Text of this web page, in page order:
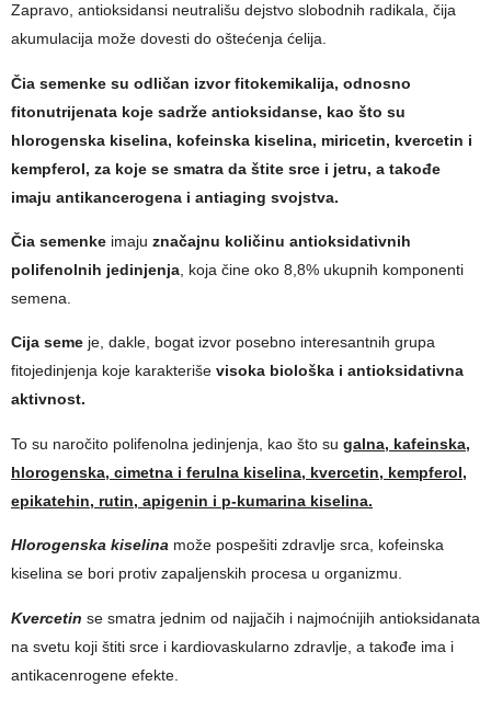
Zapravo, antioksidansi neutrališu dejstvo slobodnih radikala, čija
akumulacija može dovesti do oštećenja ćelija.
Čia semenke su odličan izvor fitokemikalija, odnosno
fitonutrijenata koje sadrže antioksidanse, kao što su
hlorogenska kiselina, kofeinska kiselina, miricetin, kvercetin i
kempferol, za koje se smatra da štite srce i jetru, a takođe
imaju antikancerogena i antiaging svojstva.
Čia semenke imaju značajnu količinu antioksidativnih
polifenolnih jedinjenja , koja čine oko 8,8% ukupnih komponenti
semena.
Cija seme je, dakle, bogat izvor posebno interesantnih grupa
fitojedinjenja koje karakteriše visoka biološka i antioksidativna
aktivnost.
To su naročito polifenolna jedinjenja, kao što su galna, kafeinska,
hlorogenska, cimetna i ferulna kiselina, kvercetin, kempferol,
epikatehin, rutin, apigenin i p-kumarina kiselina.
Hlorogenska kiselina može pospešiti zdravlje srca, kofeinska
kiselina se bori protiv zapaljenskih procesa u organizmu.
Kvercetin se smatra jednim od najjačih i najmoćnijih antioksidanata
na svetu koji štiti srce i kardiovaskularno zdravlje, a takođe ima i
antikacenrogene efekte.